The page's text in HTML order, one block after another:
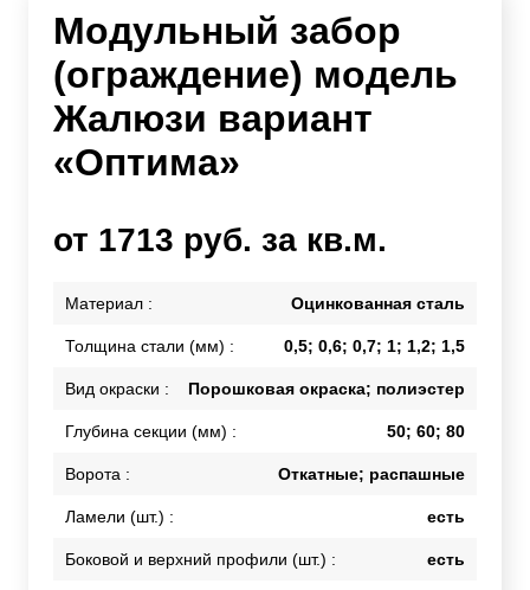
Модульный забор
(ограждение) модель
Жалюзи вариант
«Оптима»
от 1713 руб. за кв.м.
Материал : Оцинкованная сталь
Толщина стали (мм) : 0,5; 0,6; 0,7; 1; 1,2; 1,5
Вид окраски : Порошковая окраска; полиэстер
Глубина секции (мм) : 50; 60; 80
Ворота : Откатные; распашные
Ламели (шт.) : есть
Боковой и верхний профили (шт.) : есть